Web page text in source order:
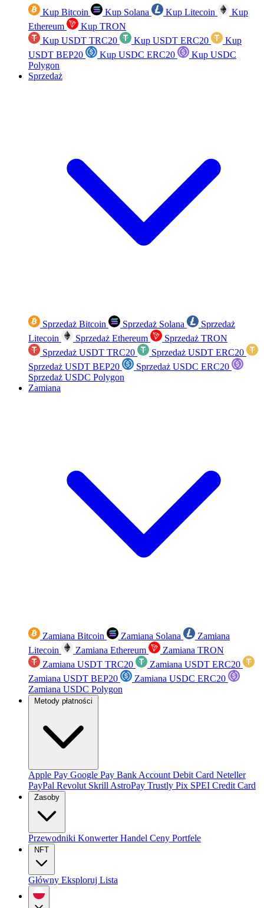
Kup Bitcoin Kup Solana Kup Litecoin
Kup
Ethereum
Kup TRON
Kup USDT TRC20
Kup USDT ERC20
Kup
USDT BEP20
Kup USDC ERC20
Kup USDC
Polygon
Sprzedaż
Sprzedaż Bitcoin Sprzedaż Solana
Sprzedaż
Litecoin
Sprzedaż Ethereum
Sprzedaż TRON
Sprzedaż USDT TRC20
Sprzedaż USDT ERC20
Sprzedaż USDT BEP20
Sprzedaż USDC ERC20
Sprzedaż USDC Polygon
Zamiana
Zamiana Bitcoin Zamiana Solana
Zamiana
Litecoin
Zamiana Ethereum
Zamiana TRON
Zamiana USDT TRC20
Zamiana USDT ERC20
Zamiana USDT BEP20
Zamiana USDC ERC20
Zamiana USDC Polygon
Metody płatności
Apple Pay Google Pay Bank Account Debit Card Neteller
PayPal Revolut Skrill AstroPay Trustly Pix SPEI Credit Card
Zasoby
Przewodniki KonwerterHandel Ceny Portfele
NFT
Główny Eksploruj Lista